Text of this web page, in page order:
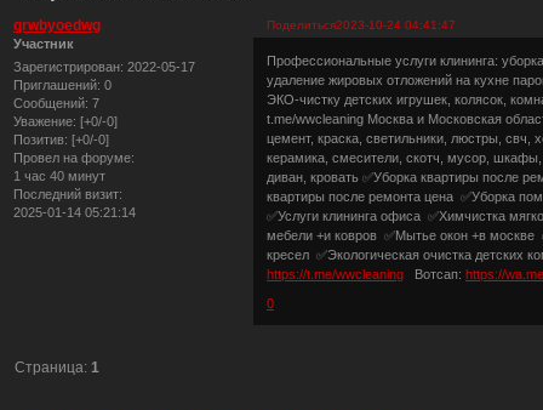
Поделиться2023-10-24 04:41:47
qrwbyoedwg
Участник
Зарегистрирован: 2022-05-17
Приглашений: 0
Сообщений: 7
Уважение: [+0/-0]
Позитив: [+0/-0]
Провел на форуме:
1 час 40 минут
Последний визит:
2025-01-14 05:21:14
Профессиональные услуги клининга:
удаление жировых отложений на кухне
ЭКО-чистку детских игрушек, колясок,
t.me/wwcleaning Москва и Московская
цемент, краска, светильники, люстры, свч,
керамика, смесители, скотч, мусор, шкафы,
диван, кровать ✅Уборка квартиры после
квартиры после ремонта цена ✅Уборка
✅Услуги клининга офиса ✅Химчистка
мебели +и ковров ✅Мытье окон +в москве
кресел ✅Экологическая очистка детских
https://t.me/wwcleaning Вотсап:https://
0
Страница:1